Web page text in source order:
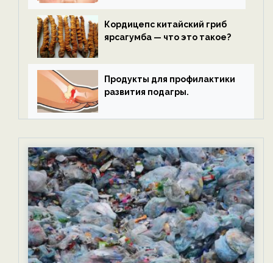
Кордицепс китайский гриб
ярсагумба — что это такое?
Продукты для профилактики
развития подагры.